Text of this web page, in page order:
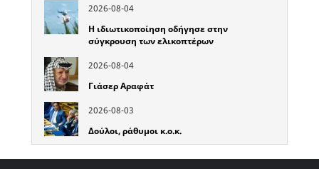
2026-08-04
Η ιδιωτικοποίηση οδήγησε στην
σύγκρουση των ελικοπτέρων
2026-08-04
Γιάσερ Αραφάτ
2026-08-03
Δούλοι, ράθυμοι κ.ο.κ.